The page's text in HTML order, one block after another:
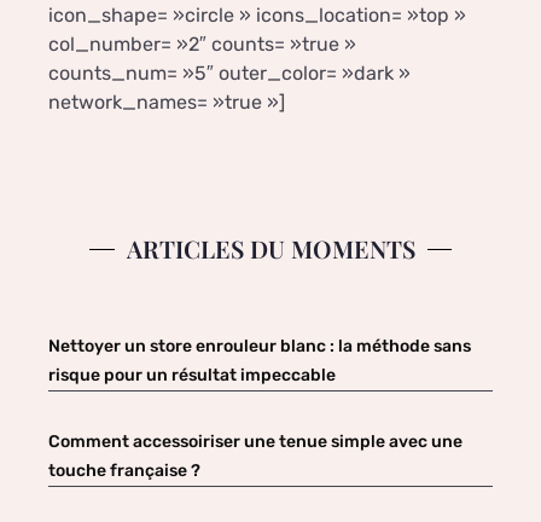
icon_shape= »circle » icons_location= »top »
col_number= »2″ counts= »true »
counts_num= »5″ outer_color= »dark »
network_names= »true »]
ARTICLES DU MOMENTS
Nettoyer un store enrouleur blanc : la méthode sans
risque pour un résultat impeccable
Comment accessoiriser une tenue simple avec une
touche française ?